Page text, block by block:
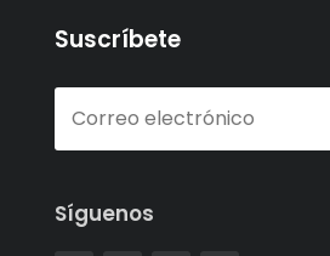
Suscríbete
Síguenos